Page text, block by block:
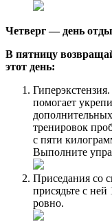
Четверг — день
В пятницу
этот день:
помогает
тренировок
с пяти
Выполните
Приседания со
присядьте с ней
ровно.